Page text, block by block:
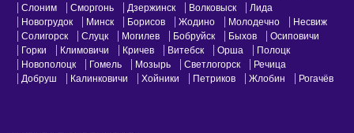
Слоним
Сморгонь Дзержинск Волковыск
Лида
Новогрудок
Минск Борисов Жодино Молодечно
Несвиж
Солигорск
Слуцк Могилев Бобруйск Быхов
Осиповичи
Горки
Климовичи Кричев Витебск Орша
Полоцк
Новополоцк
Гомель Мозырь Светлогорск
Речица
Добруш
Калинковичи Хойники Петриков Жлобин Рогачёв